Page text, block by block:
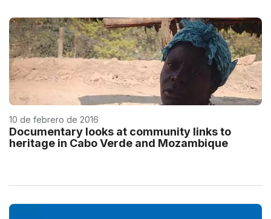
10 de febrero de 2016
Documentary looks at community links to
heritage in Cabo Verde and Mozambique